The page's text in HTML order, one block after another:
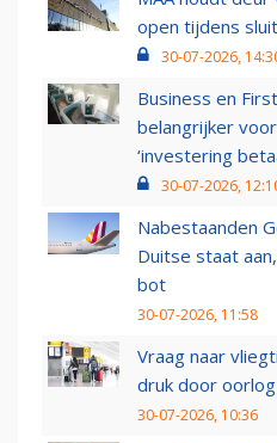
open tijdens
30-07-2026,
Business en
belangrijker
‘investering
30-07-2026,
Nabestaanden
Duitse staat
bot
30-07-2026, 11:58
Vraag naar
druk door
30-07-2026, 10:36